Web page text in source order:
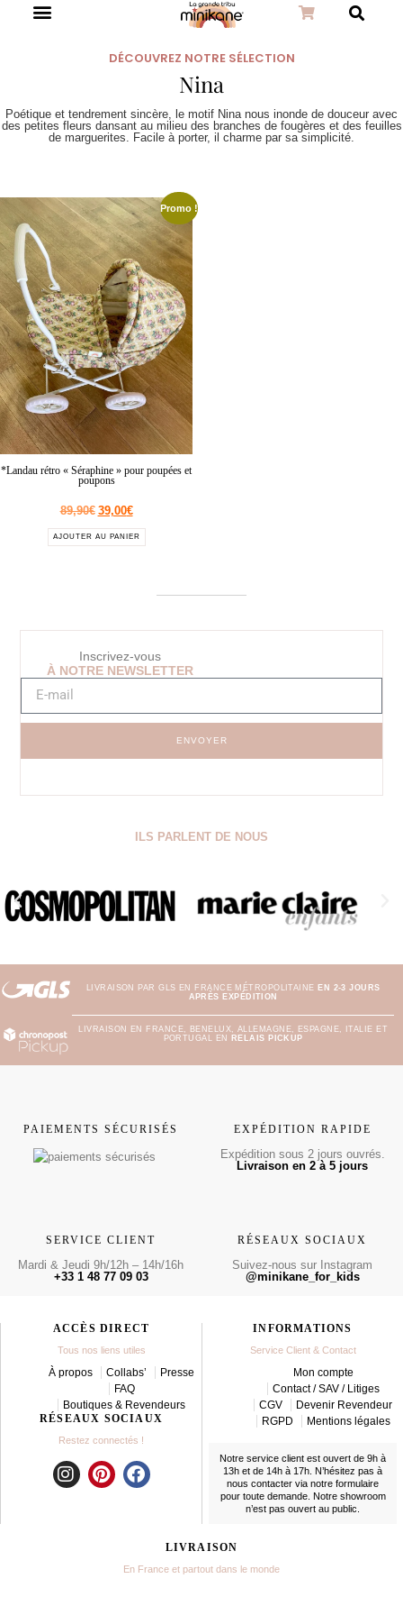
DÉCOUVREZ NOTRE SÉLECTION
Nina
Poétique et tendrement sincère, le motif Nina nous inonde de douceur avec
des petites fleurs dansant au milieu des branches de fougères et des feuilles
de marguerites. Facile à porter, il charme par sa simplicité.
Promo !
*Landau rétro « Séraphine » pour poupées et
poupons
89,90€ 39,00€
AJOUTER AU PANIER
Inscrivez-vous
À NOTRE NEWSLETTER
ENVOYER
ILS PARLENT DE NOUS
LIVRAISON PAR GLS EN FRANCE MÉTROPOLITAINE EN 2-3 JOURS
APRÈS EXPÉDITION
LIVRAISON EN FRANCE, BENELUX, ALLEMAGNE, ESPAGNE, ITALIE ET
PORTUGAL EN
RELAIS PICKUP
PAIEMENTS SÉCURISÉS EXPÉDITION RAPIDE
Expédition sous 2 jours ouvrés.
Livraison en 2 à 5 jours
SERVICE CLIENT
Mardi & Jeudi 9h/12h – 14h/16h
+33 1 48 77 09 03
RÉSEAUX SOCIAUX
Suivez-nous sur Instagram
@minikane_for_kids
ACCÈS DIRECT
Tous nos liens utiles
À propos Collabs’
Presse
FAQ
Boutiques & Revendeurs
RÉSEAUX SOCIAUX
Restez connectés !
I
P
F
b
o
INFORMATIONS
Service Client & Contact
Mon compte
Contact / SAV / Litiges
CGV
Devenir Revendeur
RGPD
Mentions légales
Notre service client est ouvert de 9h à
13h et de 14h à 17h. N’hésitez pas à
nous contacter via notre formulaire
pour toute demande. Notre showroom
n’est pas ouvert au public.
LIVRAISON
En France et partout dans le monde